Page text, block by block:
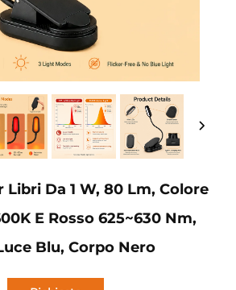
Libri Da 1 W, 80 Lm, Colore
E Rosso 625~630 Nm,
Blu, Corpo Nero